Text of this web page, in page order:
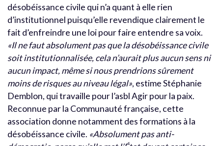
désobéissance civile qui n’a quant à elle rien
d’institutionnel puisqu’elle revendique clairement le
fait d’enfreindre une loi pour faire entendre sa voix.
«Il ne faut absolument pas que la désobéissance civile
soit institutionnalisée, cela n’aurait plus aucun sens ni
aucun impact, même si nous prendrions sûrement
moins de risques au niveau légal», estime Stéphanie
Demblon, qui travaille pour l’asbl Agir pour la paix.
Reconnue par la Communauté française, cette
association donne notamment des formations à la
désobéissance civile. «Absolument pas anti-